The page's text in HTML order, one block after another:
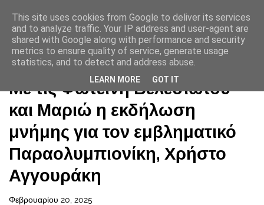
Αρχική σελίδα
Με τις Φωτεινή Βελεσιώτου
και Μαριώ η εκδήλωση
μνήμης για τον εμβληματικό
Παραολυμπιονίκη, Χρήστο
Αγγουράκη
Φεβρουαρίου 20, 2025
This site uses cookies from Google to deliver its services
and to analyze traffic. Your IP address and user-agent are
shared with Google along with performance and security
metrics to ensure quality of service, generate usage
statistics, and to detect and address abuse.
LEARN MORE GOT IT